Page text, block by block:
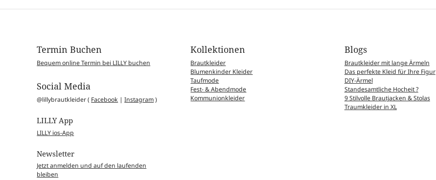
Termin Buchen
Bequem online Termin bei LILLY buchen
Social Media
@lillybrautkleider ( Facebook |Instagram)
LILLY App
LILLY ios-App
Newsletter
Jetzt anmelden und auf den laufenden
bleiben
Kollektionen
Brautkleider
Blumenkinder Kleider
Taufmode
Fest- & Abendmode
Kommunionkleider
Blogs
Brautkleider mit lange Ärmeln
Das perfekte Kleid für Ihre Figur
DIY-Ärmel
Standesamtliche Hocheit ?
9 Stilvolle Brautjacken & Stolas
Traumkleider in XL